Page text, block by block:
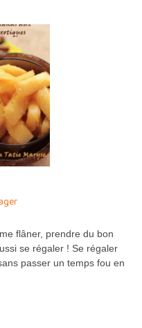
flâner, prendre du bon
se régaler ! Se régaler
passer un temps fou en